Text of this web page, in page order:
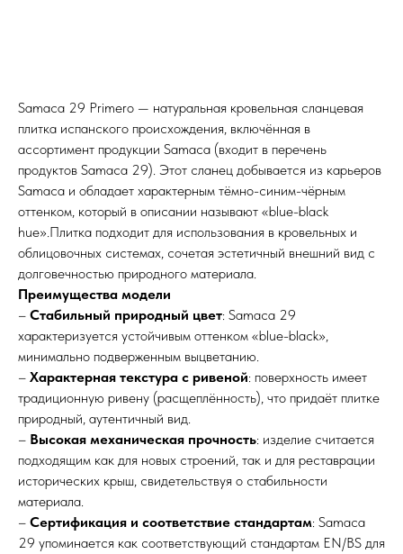
Samaca 29 Primero — натуральная кровельная сланцевая
плитка испанского происхождения, включённая в
ассортимент продукции Samaca (входит в перечень
продуктов Samaca 29). Этот сланец добывается из карьеров
Samaca и обладает характерным тёмно-синим-чёрным
оттенком, который в описании называют «blue-black
hue».Плитка подходит для использования в кровельных и
облицовочных системах, сочетая эстетичный внешний вид с
долговечностью природного материала.
Преимущества модели
– Стабильный природный цвет: Samaca 29
характеризуется устойчивым оттенком «blue-black»,
минимально подверженным выцветанию.
– Характерная текстура с ривеной: поверхность имеет
традиционную ривену (расщеплённость), что придаёт плитке
природный, аутентичный вид.
– Высокая механическая прочность: изделие считается
подходящим как для новых строений, так и для реставрации
исторических крыш, свидетельствуя о стабильности
материала.
– Сертификация и соответствие стандартам: Samaca
29 упоминается как соответствующий стандартам EN/BS для